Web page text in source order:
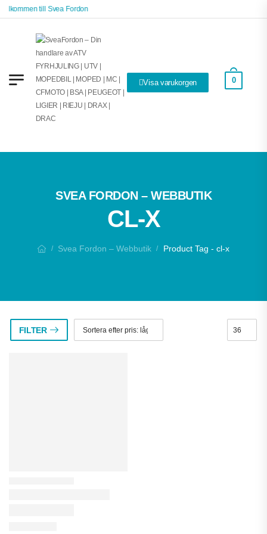
till Svea Fordon
Visa varukorgen 0
SVEA FORDON – WEBBUTIK
CL-X
/ Svea Fordon – Webbutik / Product Tag - cl-x
FILTER